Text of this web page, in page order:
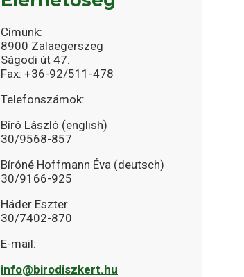
Címünk:
8900 Zalaegerszeg
Ságodi út 47.
Fax: +36-92/511-478
Telefonszámok:
Bíró László (english)
30/9568-857
Bíróné Hoffmann Éva (deutsch)
30/9166-925
Háder Eszter
30/7402-870
E-mail:
info@birodiszkert.hu